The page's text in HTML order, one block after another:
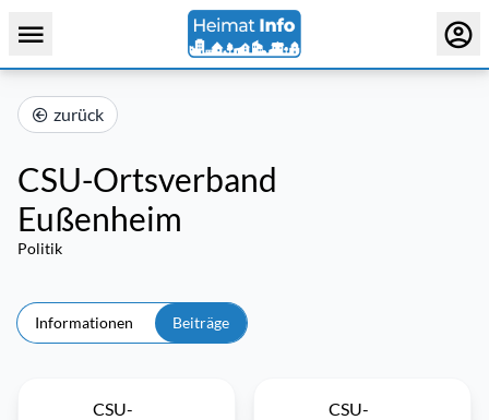
zurück
CSU-Ortsverband
Eußenheim
Politik
Informationen Beiträge
CSU-
CSU-